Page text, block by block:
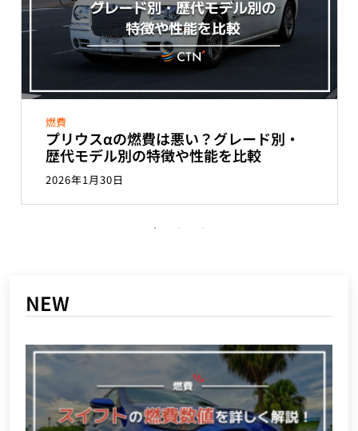
燃費
プリウスαの燃費は悪い？グレード別・
歴代モデル別の特徴や性能を比較
2026年1月30日
NEW